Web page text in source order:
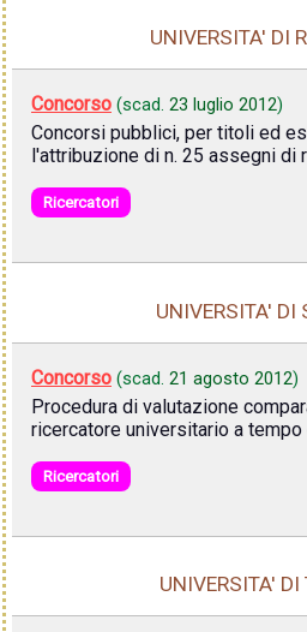
UNIVERSITA' DI
Concorso (scad. 23 luglio 2012)
Concorsi pubblici, per titoli ed
l'attribuzione di n. 25 assegni di
Ricercatori
UNIVERSITA' DI
Concorso (scad. 21 agosto 2012)
Procedura di valutazione
ricercatore universitario a tempo
Ricercatori
UNIVERSITA' DI